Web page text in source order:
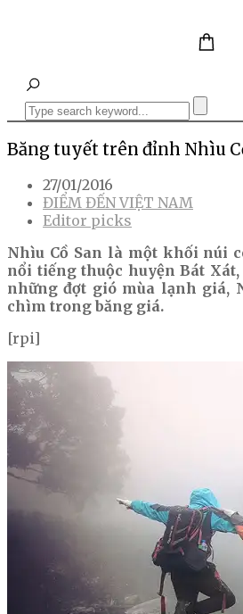
Băng tuyết trên đỉnh Nhìu
27/01/2016
ĐIỂM ĐẾN VIỆT NAM
Editor picks
Nhìu Cồ San là một khối núi
nổi tiếng thuộc huyện Bát
những đợt gió mùa lạnh giá,
chìm trong băng giá.
[rpi]